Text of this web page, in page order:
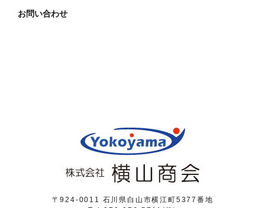
お問い合わせ
〒924-0011 石川県白山市横江町5377番地